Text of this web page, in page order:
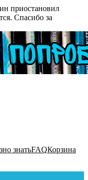
приостановил
Спасибо за
знатьFAQКорзина